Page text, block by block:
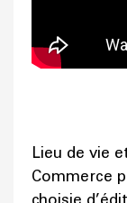
Lieu de vie
Commerce
choisie